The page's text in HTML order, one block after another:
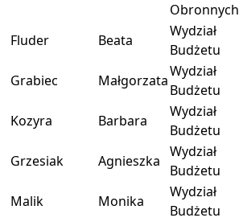
Obronnych
Fluder Beata
Wydział
Budżetu
Grabiec Małgorzata
Wydział
Budżetu
Kozyra Barbara
Wydział
Budżetu
Grzesiak Agnieszka
Wydział
Budżetu
Malik Monika
Wydział
Budżetu